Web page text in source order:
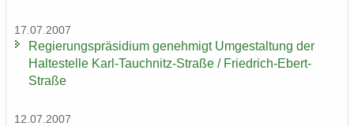
17.07.2007
Re­gie­rungs­prä­si­di­um ge­neh­migt Um­ge­stal­tung der
Hal­te­stel­le Karl-​Tauchnitz-Straße / Friedrich-​Ebert-
Straße
12.07.2007